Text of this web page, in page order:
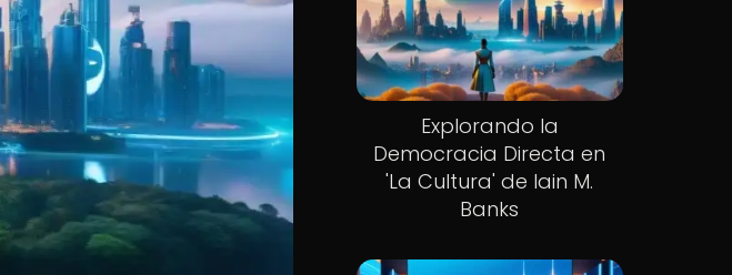
Explorando la
Democracia Directa en
'La Cultura' de Iain M.
Banks